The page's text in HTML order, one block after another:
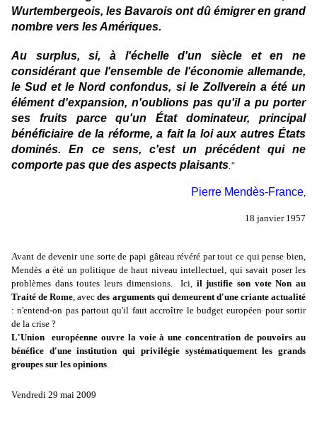
Wurtembergeois, les Bavarois ont dû émigrer en grand
nombre vers les Amériques.
Au surplus, si, à l'échelle d'un siècle et en ne
considérant que l'ensemble de l'économie allemande,
le Sud et le Nord confondus, si le Zollverein a été un
élément d'expansion, n'oublions pas qu'il a pu porter
ses fruits parce qu'un État dominateur, principal
bénéficiaire de la réforme, a fait la loi aux autres États
dominés. En ce sens, c'est un précédent qui ne
comporte pas que des aspects plaisants."
Pierre Mendès-France,
18 janvier 1957
Avant de devenir une sorte de papi gâteau révéré par tout ce qui pense bien,
Mendès a été un politique de haut niveau intellectuel, qui savait poser les
problèmes dans toutes leurs dimensions. Ici, il justifie son vote Non au
Traité de Rome, avecdes arguments qui demeurent d'une criante actualité
: n'entend-on pas partout qu'il faut accroître le budget européen pour sortir
de la crise ?
L'Union européenne ouvre la voie à une concentration de pouvoirs au
bénéfice d'une institution qui privilégie systématiquement les grands
groupes sur les opinions.
Vendredi 29 mai 2009